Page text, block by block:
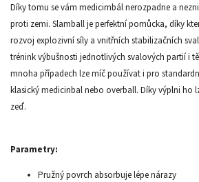
Díky tomu se vám medicimbál nerozpadne a
proti zemi. Slamball je perfektní pomůcka, díky
rozvoj explozivní síly a vnitřních stabilizačních
trénink výbušnosti jednotlivých svalových partií i
mnoha případech lze míč používat i pro
klasický medicinbal nebo overball. Díky výplni ho
zeď.
Parametry:
Pružný povrch absorbuje lépe nárazy